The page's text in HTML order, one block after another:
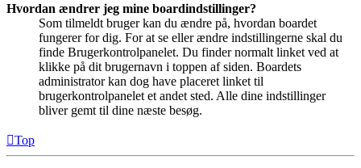
Hvordan ændrer jeg mine boardindstillinger?
Som tilmeldt bruger kan du ændre på, hvordan boardet
fungerer for dig. For at se eller ændre indstillingerne skal du
finde Brugerkontrolpanelet. Du finder normalt linket ved at
klikke på dit brugernavn i toppen af siden. Boardets
administrator kan dog have placeret linket til
brugerkontrolpanelet et andet sted. Alle dine indstillinger
bliver gemt til dine næste besøg.
Top